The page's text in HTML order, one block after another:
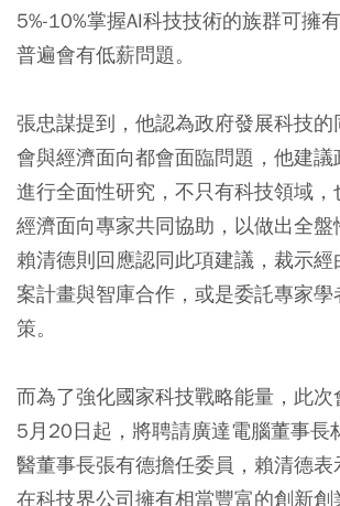
5%-10%掌握AI科技技術的族群可擁
普遍會有低薪問題。
張忠謀提到，他認為政府發展科技
會與經濟面向都會面臨問題，他建
進行全面性研究，不只有科技領域，
經濟面向專家共同協助，以做出全盤
賴清德則回應認同此項建議，裁示
案計畫與智庫合作，或是委託專家
策。
而為了強化國家科技戰略能量，此次
5月20日起，將聘請廣達電腦董事長
醫董事長張有德擔任委員，賴清德表
在科技界公司擁有相當豐富的創新